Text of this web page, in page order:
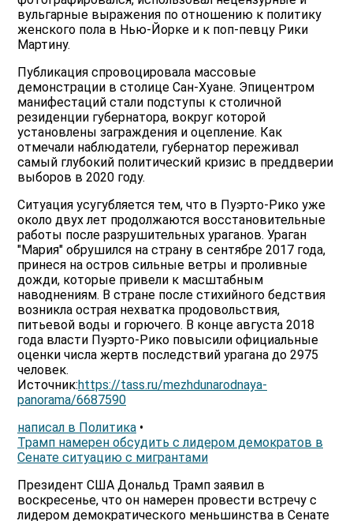
вульгарные выражения по отношению к политику
женского пола в Нью-Йорке и к поп-певцу Рики
Мартину.
Публикация спровоцировала массовые
демонстрации в столице Сан-Хуане. Эпицентром
манифестаций стали подступы к столичной
резиденции губернатора, вокруг которой
установлены заграждения и оцепление. Как
отмечали наблюдатели, губернатор переживал
самый глубокий политический кризис в преддверии
выборов в 2020 году.
Ситуация усугубляется тем, что в Пуэрто-Рико уже
около двух лет продолжаются восстановительные
работы после разрушительных ураганов. Ураган
"Мария" обрушился на страну в сентябре 2017 года,
принеся на остров сильные ветры и проливные
дожди, которые привели к масштабным
наводнениям. В стране после стихийного бедствия
возникла острая нехватка продовольствия,
питьевой воды и горючего. В конце августа 2018
года власти Пуэрто-Рико повысили официальные
оценки числа жертв последствий урагана до 2975
человек.
Источник:https://tass.ru/mezhdunarodnaya-
panorama/6687590
написал в Политика •
Трамп намерен обсудить с лидером демократов в
Сенате ситуацию с мигрантами
Президент США Дональд Трамп заявил в
воскресенье, что он намерен провести встречу с
лидером демократического меньшинства в Сенате